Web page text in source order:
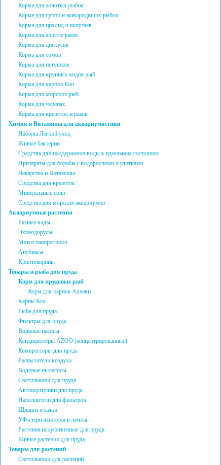
Корма для золотых рыбок
Корма для гуппи и живородящих рыбок
Корма для цихлид и попугаев
Корма для апистограмм
Корма для дискусов
Корма для сомов
Корма для петушков
Корма для крупных видов рыб
Корма для карпов Кои
Корма для морских рыб
Корма для черепах
Корма для креветок и раков
Химия и Витамины для аквариумистики
Наборы Легкий уход
Живые бактерии
Средства для поддержания воды в идеальном состоянии
Препараты для борьбы с водорослями и улитками
Лекарства и Витамины
Средства для креветок
Минеральные соли
Средства для морских аквариумов
Аквариумные растения
Разные виды
Эхинодорусы
Мхи и папоротники
Анубиасы
Криптокорины
Товары и рыба для пруда
Корм для прудовых рыб
Корм для карпов Аквави
Карпы Кои
Рыба для пруда
Фильтры для пруда
Водяные насосы
Кондиционеры AZOO (концентрированные)
Компрессоры для пруда
Распылители воздуха
Водяные пылесосы
Светильники для пруда
Автокормушки для пруда
Наполнители для фильтров
Шланги и сачки
УФ-стерилизаторы и лампы
Растения искусственные для пруда.
Живые растения для пруда
Товары для растений
Светильники для растений